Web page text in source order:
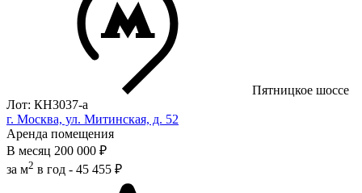
Пятницкое шоссе
Лот: КН3037-a
г. Москва, ул. Митинская, д. 52
Аренда помещения
В месяц 200 000 ₽
за м2 в год - 45 455 ₽